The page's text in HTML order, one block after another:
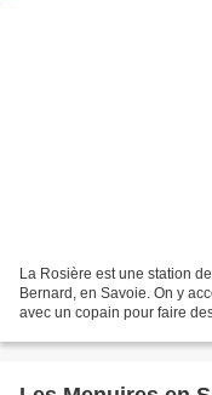
La Rosière est une station
Bernard, en Savoie. On y
avec un copain pour faire